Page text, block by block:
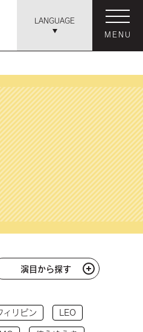
LANGUAGE
MENU
演目から探す
ィリピン LEO